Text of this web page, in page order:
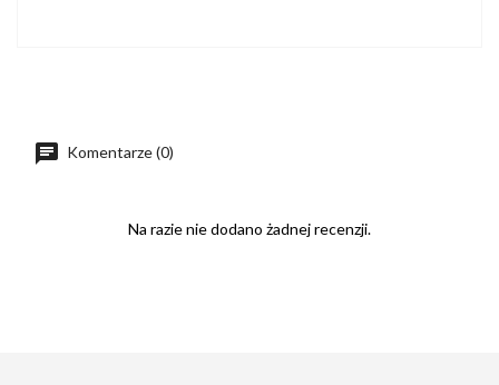
Komentarze (0)
Na razie nie dodano żadnej recenzji.